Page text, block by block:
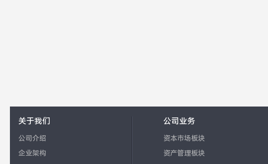
关于我们
公司介绍
企业架构
公司业务
资本市场板块
资产管理板块